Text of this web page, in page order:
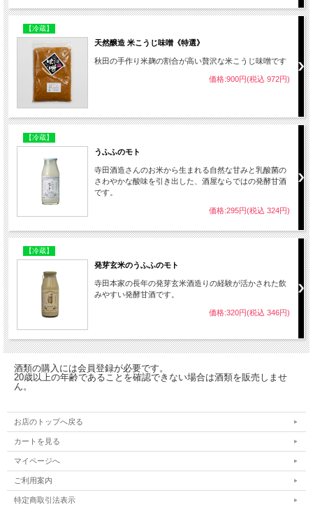
【冷蔵】
天然醸造 米こうじ味噌《特選》
秋田の手作り米麹の割合が高い贅沢な米こうじ味噌です
価格:900円(税込 972円)
【冷蔵】
うふふのモト
寺田酒造さんのお米から生まれる自然な甘みと乳酸菌の
さわやかな酸味を引き出した、酒屋ならではの発酵甘酒
です。
価格:295円(税込 324円)
【冷蔵】
発芽玄米のうふふのモト
寺田本家の長年の発芽玄米酒造りの経験が活かされた飲
みやすい発酵甘酒です。
価格:320円(税込 346円)
酒類の購入には会員登録が必要です。
20歳以上の年齢であることを確認できない場合は酒類を販売しませ
ん。
お店のトップへ戻る
カートを見る
マイページへ
ご利用案内
特定商取引法表示